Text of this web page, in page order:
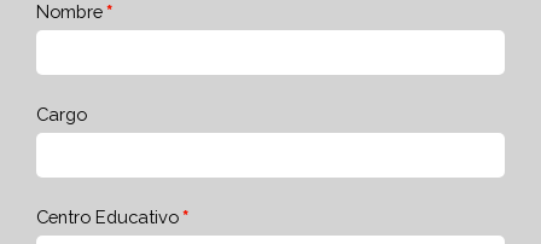
Nombre
Cargo
Centro Educativo